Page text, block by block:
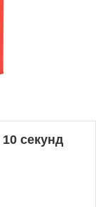
секунд